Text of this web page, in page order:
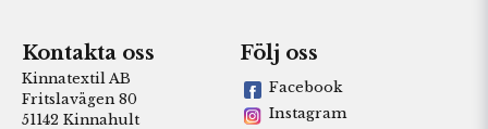
Kontakta oss
Kinnatextil AB
Fritslavägen 80
51142 Kinnahult
Följ oss
Facebook
Instagram